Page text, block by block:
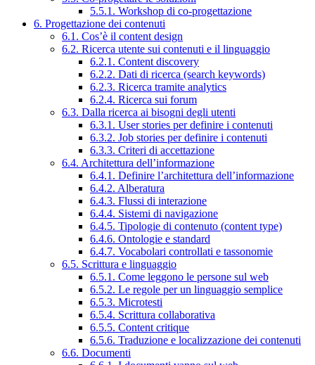
5.5.1. Workshop di co-progettazione
6. Progettazione dei contenuti
6.1. Cos’è il content design
6.2. Ricerca utente sui contenuti e il linguaggio
6.2.1. Content discovery
6.2.2. Dati di ricerca (search keywords)
6.2.3. Ricerca tramite analytics
6.2.4. Ricerca sui forum
6.3. Dalla ricerca ai bisogni degli utenti
6.3.1. User stories per definire i contenuti
6.3.2. Job stories per definire i contenuti
6.3.3. Criteri di accettazione
6.4. Architettura dell’informazione
6.4.1. Definire l’architettura dell’informazione
6.4.2. Alberatura
6.4.3. Flussi di interazione
6.4.4. Sistemi di navigazione
6.4.5. Tipologie di contenuto (content type)
6.4.6. Ontologie e standard
6.4.7. Vocabolari controllati e tassonomie
6.5. Scrittura e linguaggio
6.5.1. Come leggono le persone sul web
6.5.2. Le regole per un linguaggio semplice
6.5.3. Microtesti
6.5.4. Scrittura collaborativa
6.5.5. Content critique
6.5.6. Traduzione e localizzazione dei contenuti
6.6. Documenti